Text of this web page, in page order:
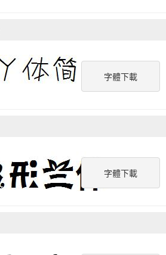
字體下載
字體下載